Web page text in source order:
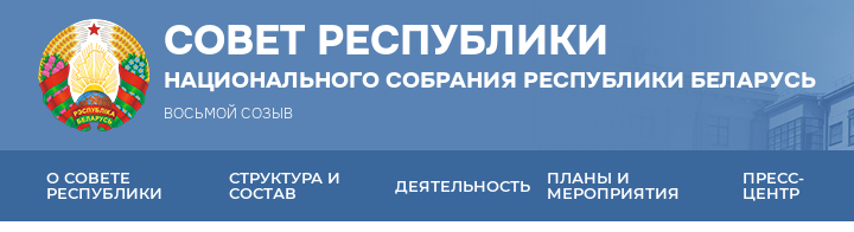
СОВЕТ РЕСПУБЛИКИ
НАЦИОНАЛЬНОГО СОБРАНИЯ РЕСПУБЛИКИ БЕЛАРУСЬ
ВОСЬМОЙ СОЗЫВ
О СОВЕТЕ
РЕСПУБЛИКИ
СТРУКТУРА И
СОСТАВ
ДЕЯТЕЛЬНОСТЬ
ПЛАНЫ И
МЕРОПРИЯТИЯ
ПРЕСС-
ЦЕНТР